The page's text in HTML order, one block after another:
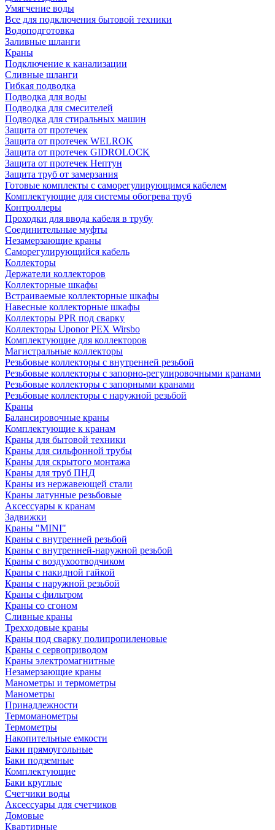
Умягчение воды
Все для подключения бытовой техники
Водоподготовка
Заливные шланги
Краны
Подключение к канализации
Сливные шланги
Гибкая подводка
Подводка для воды
Подводка для смесителей
Подводка для стиральных машин
Защита от протечек
Защита от протечек WELROK
Защита от протечек GIDROLOCK
Защита от протечек Нептун
Защита труб от замерзания
Готовые комплекты с саморегулирующимся кабелем
Комплектующие для системы обогрева труб
Контроллеры
Проходки для ввода кабеля в трубу
Соединительные муфты
Незамерзающие краны
Саморегулирующийся кабель
Коллекторы
Держатели коллекторов
Коллекторные шкафы
Встраиваемые коллекторные шкафы
Навесные коллекторные шкафы
Коллекторы PPR под сварку
Коллекторы Uponor PEX Wirsbo
Комплектующие для коллекторов
Магистральные коллекторы
Резьбовые коллекторы с внутренней резьбой
Резьбовые коллекторы с запорно-регулировочными кранами
Резьбовые коллекторы с запорными кранами
Резьбовые коллекторы с наружной резьбой
Краны
Балансировочные краны
Комплектующие к кранам
Краны для бытовой техники
Краны для сильфонной трубы
Краны для скрытого монтажа
Краны для труб ПНД
Краны из нержавеющей стали
Краны латунные резьбовые
Аксессуары к кранам
Задвижки
Краны "MINI"
Краны с внутренней резьбой
Краны с внутренней-наружной резьбой
Краны с воздухоотводчиком
Краны с накидной гайкой
Краны с наружной резьбой
Краны с фильтром
Краны со сгоном
Сливные краны
Трехходовые краны
Краны под сварку полипропиленовые
Краны с сервоприводом
Краны электромагнитные
Незамерзающие краны
Манометры и термометры
Манометры
Принадлежности
Термоманометры
Термометры
Накопительные емкости
Баки прямоугольные
Баки подземные
Комплектующие
Баки круглые
Счетчики воды
Аксессуары для счетчиков
Домовые
Квартирные